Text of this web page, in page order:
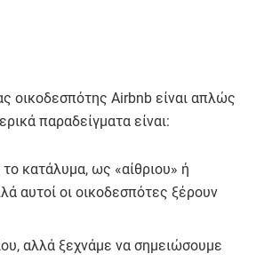
οικοδεσπότης Airbnb είναι απλώς
παραδείγματα είναι:
κατάλυμα, ως «αίθριου» ή
αυτοί οι οικοδεσπότες ξέρουν
αλλά ξεχνάμε να σημειώσουμε